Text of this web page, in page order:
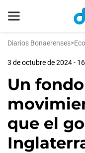
Diarios Bonaerenses>
3 de octubre de 2024 -
Un
que el